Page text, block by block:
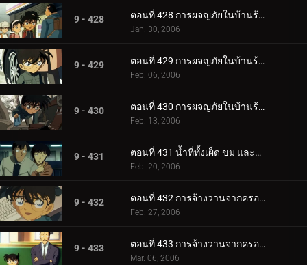
9 - 428 ตอนที่ 428 การผจญภัยในบ้านร้างแสนพิลึก (ภาคผนึก)
Jan. 30, 2006
9 - 429 ตอนที่ 429 การผจญภัยในบ้านร้างแสนพิลึก (ภาคกลไก)
Feb. 06, 2006
9 - 430 ตอนที่ 430 การผจญภัยในบ้านร้างแสนพิลึก (ภาคตัดสินใจ)
Feb. 13, 2006
9 - 431 ตอนที่ 431 น้ำที่ทั้งเผ็ด ขม และหวาน
Feb. 20, 2006
9 - 432 ตอนที่ 432 การจ้างวานจากครอบครัวพิลึก (ตอนแรก)
Feb. 27, 2006
9 - 433 ตอนที่ 433 การจ้างวานจากครอบครัวพิลึก (ตอนจบ)
Mar. 06, 2006